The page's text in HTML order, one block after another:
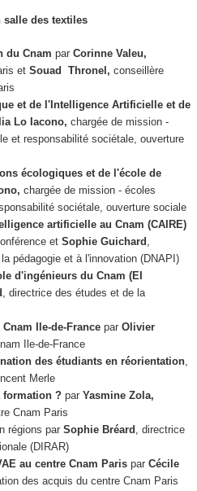
salle des textiles
du Cnam par Corinne Valeu,
et Souad Thronel, conseillère
et de l'Intelligence Artificielle et de
Lo Iacono, chargée de mission -
et responsabilité sociétale, ouverture
écologiques et de l'école de
chargée de mission - écoles
sociétale, ouverture sociale
artificielle au Cnam (CAIRE)
et Sophie Guichard
pédagogie et à l'innovation (DNAPI)
d'ingénieurs du Cnam (EI
, directrice des études et de la
Ile-de-France par Olivier
Ile-de-France
des étudiants en réorientation
Merle
formation ? par Yasmine Zola,
Cnam Paris
régions par Sophie Bréard , directrice
(DIRAR)
au centre Cnam Paris par Cécile
des acquis du centre Cnam Paris